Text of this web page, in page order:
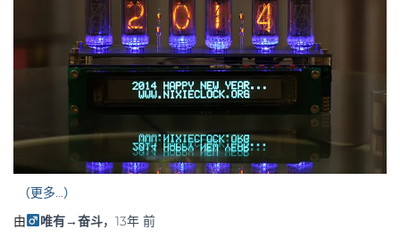
（更多…）
由
唯有→奋斗， 13年前